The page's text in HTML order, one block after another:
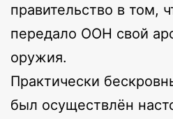
правительство в том,
передало ООН свой
оружия.
Практически
был осуществлён